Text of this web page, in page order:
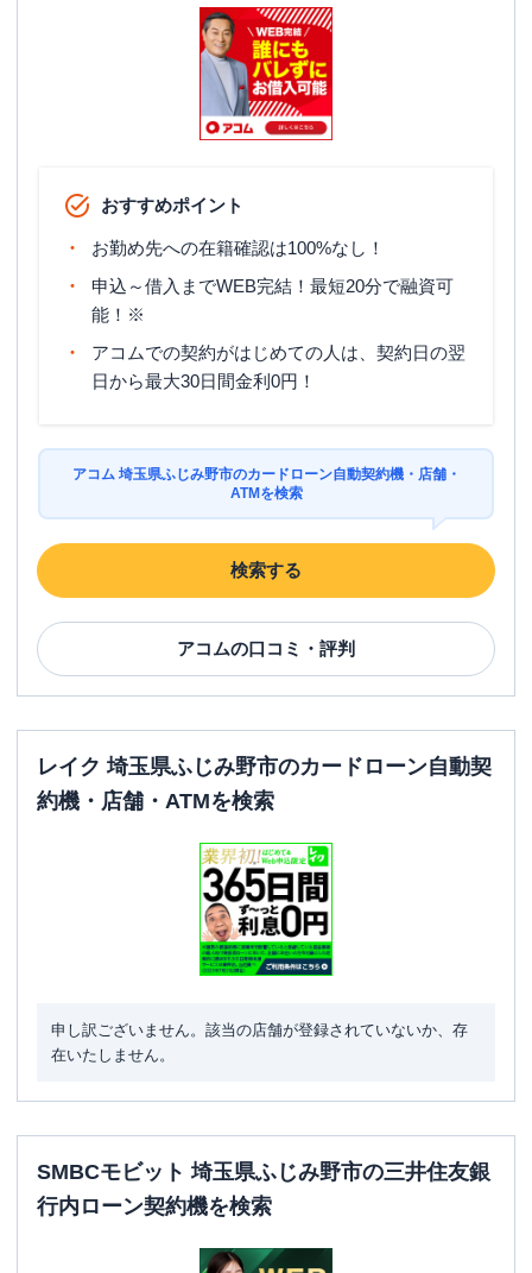
おすすめポイント
お勤め先への在籍確認は100%なし！
申込～借入までWEB完結！最短20分で融資可
能！※
アコムでの契約がはじめての人は、契約日の翌
日から最大30日間金利0円！
アコム 埼玉県ふじみ野市のカードローン自動契約機・店舗・
ATMを検索
検索する
アコムの口コミ・評判
レイク 埼玉県ふじみ野市のカードローン自動契
約機・店舗・ATMを検索
申し訳ございません。該当の店舗が登録されていないか、存
在いたしません。
SMBCモビット 埼玉県ふじみ野市の三井住友銀
行内ローン契約機を検索